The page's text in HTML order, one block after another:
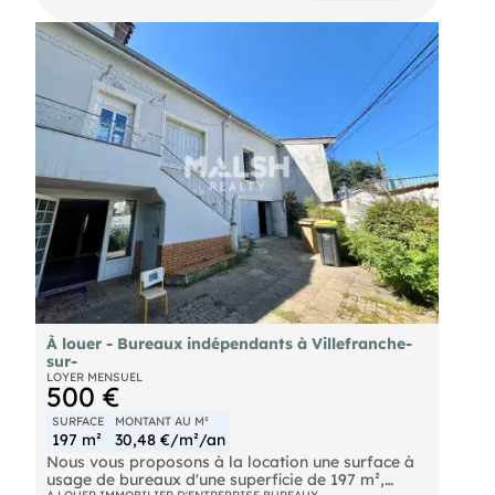
la location au sein d'une zone attractive de
Villeurbanne. Bénéficiant d'une implantation
pratique à deux pas du campus de la Doua et du
secteur des Gratte-Ciel, le bien prend place dans
un quartier commerçant et parfaitement desservi.
Vos équipes profiteront d'une connexion directe
aux transports urbains (bus et tramway) facilitant
l'accès à l'ensemble du réseau métropolitain. La
présence de services et de restaurants dans le
périmètre immédiat apporte un vrai confort au
quotidien. Une belle opportunité pour développer
votre activité sur un emplacement stratégique.
Contactez-nous pour visiter.
Métro Métro A Tram Tram T1, Tram T4 Bus C17,
C26 vélo'V Stations Vélo'V à proximité
À louer - Bureaux indépendants à Villefranche-
sur-
LOYER MENSUEL
500 €
SURFACE
197 m²
MONTANT AU M²
30,48 €/m²/an
Nous vous proposons à la location une surface à
usage de bureaux d'une superficie de 197 m²,